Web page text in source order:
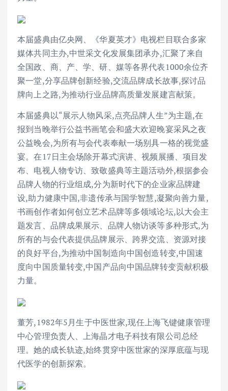
本届盛典由亿央网、《华夏英才》电视栏目联合多家
媒体共同主办,中世采文化发展集团承办,汇聚了来自
全国政、商、产、学、研、媒等各界代表1000余位齐
聚一堂,分享品牌创新经验,交流品牌成长故事,探讨品
牌向上之路,为推动行业品牌高质量发展建言献策。
本届盛典以“展示人物风采,点亮品牌人生”为主题,在
报到当晚举行公益书画笔会和盛大欢迎晚宴采风之夜
公益晚会,为所有与会代表奉献一场别具一格的视觉盛
宴。在17日主会场除开幕式演讲、视频展播、项目发
布、电视人物专访、致敬盛典等主题活动外,根据参会
品牌人物的行业组成,分为新时代下的企业家品牌建
设,助力健康中国,非遗传承与国学智慧,凝聚向善力量,
书画创作者如何创立艺术品牌等多领域论坛,以大会主
题发言、品牌成果展示、品牌人物访谈等多种形式,为
所有的与会代表提供品牌展示、跨界交流、资源对接
的良好平台,为推动中国制造向中国创造转变,中国速
度向中国质量转变,中国产品向中国品牌转变贡献积极
力量。
董芳,1982年5月生于中医世家,现任上海飞键健康管理
中心管理负责人、上海晶才电子科技有限公司总经
理。她的成长轨迹,始终贯穿中医世家的深厚底蕴与现
代医学的创新探索。